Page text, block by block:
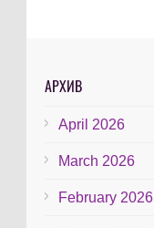
АРХИВ
April 2026
March 2026
February 2026